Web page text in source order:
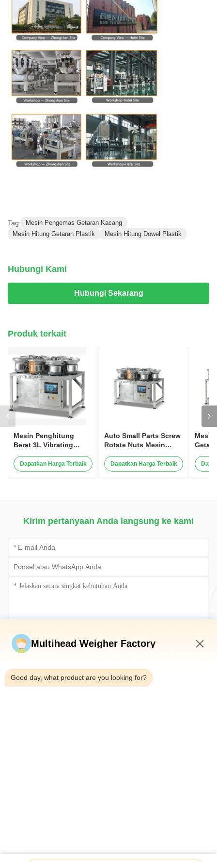
Tag:
Mesin Pengemas Getaran Kacang
Mesin Hitung Getaran Plastik
Mesin Hitung Dowel Plastik
Hubungi Kami
Hubungi Sekarang
Produk terkait
Mesin Penghitung
Berat 3L Vibrating
Conveyor Belt Weight
Sorting Equipment
Dapatkan Harga Terbaik
Auto Small Parts Screw
Rotate Nuts Mesin
Hitung Getaran
Dapatkan Harga Terbaik
Mesin
Kirim pertanyaan Anda langsung ke kami
Kirim sekarang
Multihead Weigher Factory
Good day, what product are you looking for?